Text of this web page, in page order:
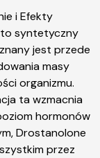
i Efekty
syntetyczny
jest przede
masy
organizmu.
ta wzmacnia
hormonów
Drostanolone
przez